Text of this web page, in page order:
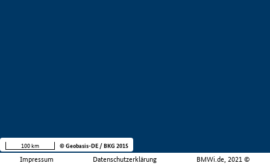
Impressum Datenschutzerklärung BMWi.de, 2021 ©
100 km © Geobasis-DE / BKG 2015